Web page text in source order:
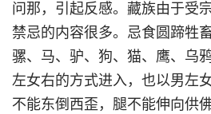
问那，引起反感。藏族由于受
禁忌的内容很多。忌食圆蹄牲
骡、马、驴、狗、猫、鹰、乌
左女右的方式进入，也以男左
不能东倒西歪，腿不能伸向供